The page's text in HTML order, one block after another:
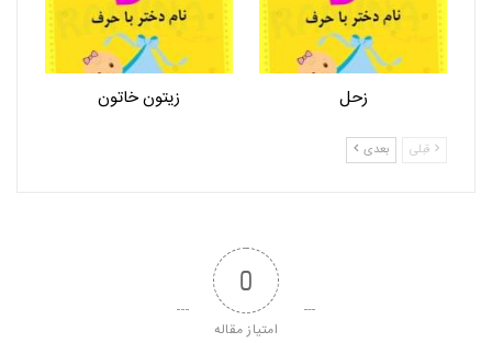
زحل زیتون خاتون
قبلی بعدی
0
امتیاز مقاله